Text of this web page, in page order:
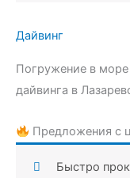
Дайвинг
Погружение в
дайвинга в
Предложения с
Быстро